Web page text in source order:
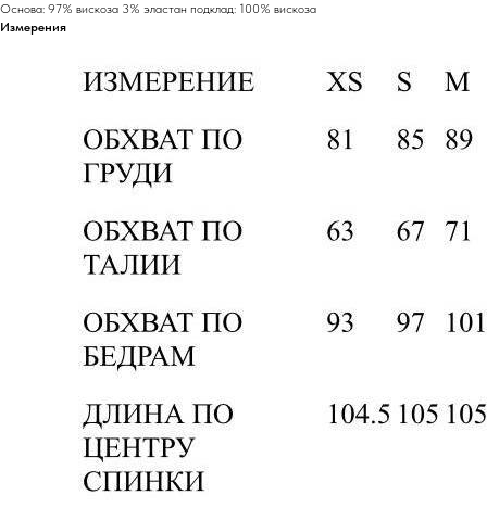
Основа: 97% вискоза 3% эластан подклад: 100% вискоза
Измерения